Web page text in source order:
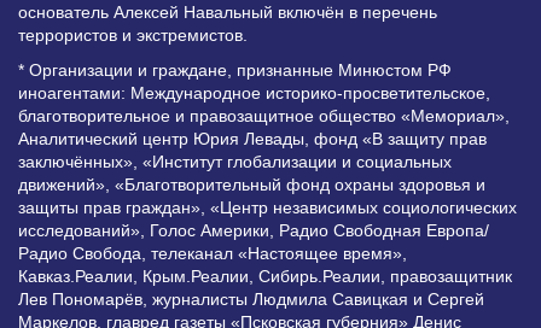
основатель Алексей Навальный включён в перечень
террористов и экстремистов.
* Организации и граждане, признанные Минюстом РФ
иноагентами: Международное историко-просветительское,
благотворительное и правозащитное общество «Мемориал»,
Аналитический центр Юрия Левады, фонд «В защиту прав
заключённых», «Институт глобализации и социальных
движений», «Благотворительный фонд охраны здоровья и
защиты прав граждан», «Центр независимых социологических
исследований», Голос Америки, Радио Свободная Европа/
Радио Свобода, телеканал «Настоящее время»,
Кавказ.Реалии, Крым.Реалии, Сибирь.Реалии, правозащитник
Лев Пономарёв, журналисты Людмила Савицкая и Сергей
Маркелов, главред газеты «Псковская губерния» Денис